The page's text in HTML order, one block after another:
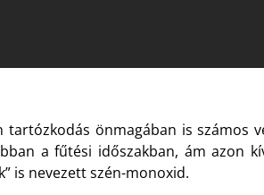
tartózkodás önmagában is számos
a fűtési időszakban, ám azon
is nevezett szén-monoxid.